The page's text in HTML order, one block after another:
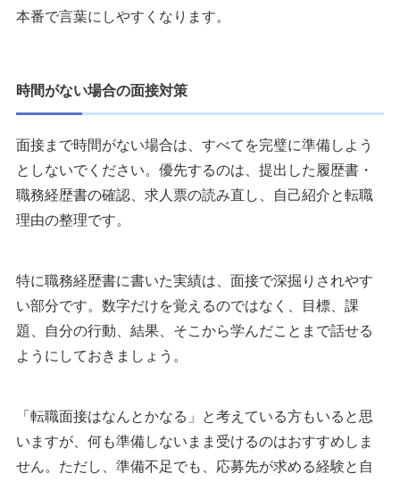
本番で言葉にしやすくなります。
時間がない場合の面接対策
面接まで時間がない場合は、すべてを完璧に準備しよう
としないでください。優先するのは、提出した履歴書・
職務経歴書の確認、求人票の読み直し、自己紹介と転職
理由の整理です。
特に職務経歴書に書いた実績は、面接で深掘りされやす
い部分です。数字だけを覚えるのではなく、目標、課
題、自分の行動、結果、そこから学んだことまで話せる
ようにしておきましょう。
「転職面接はなんとかなる」と考えている方もいると思
いますが、何も準備しないまま受けるのはおすすめしま
せん。ただし、準備不足でも、応募先が求める経験と自